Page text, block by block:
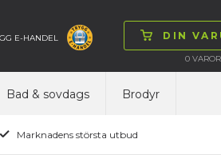
DIN
0VAROR
E-HANDEL
Bad & sovdags Brodyr
Marknadens största utbud